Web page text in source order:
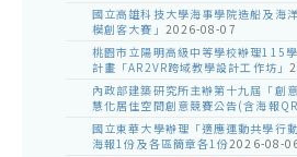
國立高雄科技大學海事學院造船及海
模創客大賽」 2026-08-07
桃園市立陽明高級中等學校辦理115
計畫「AR2VR跨域教學設計工作坊」
內政部建築研究所主辦第十九屆「創
慧化居住空間創意競賽公告(含海報
國立東華大學辦理「適應運動共學行
海報1份及各區簡章各1份2026-08-